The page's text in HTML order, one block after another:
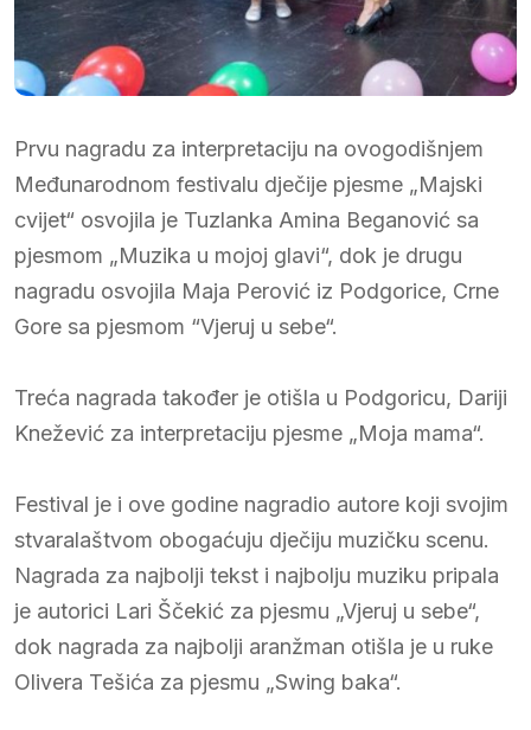
Prvu nagradu za interpretaciju na ovogodišnjem
Međunarodnom festivalu dječije pjesme „Majski
cvijet“ osvojila je Tuzlanka Amina Beganović sa
pjesmom „Muzika u mojoj glavi“, dok je drugu
nagradu osvojila Maja Perović iz Podgorice, Crne
Gore sa pjesmom “Vjeruj u sebe“.
Treća nagrada također je otišla u Podgoricu, Dariji
Knežević za interpretaciju pjesme „Moja mama“.
Festival je i ove godine nagradio autore koji svojim
stvaralaštvom obogaćuju dječiju muzičku scenu.
Nagrada za najbolji tekst i najbolju muziku pripala
je autorici Lari Ščekić za pjesmu „Vjeruj u sebe“,
dok nagrada za najbolji aranžman otišla je u ruke
Olivera Tešića za pjesmu „Swing baka“.